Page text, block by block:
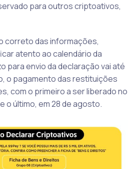
para outros criptoativos,
correto das informações,
atento ao calendário da
para envio da declaração vai até
o pagamento das restituições
com o primeiro a ser liberado no
o último, em 28 de agosto.